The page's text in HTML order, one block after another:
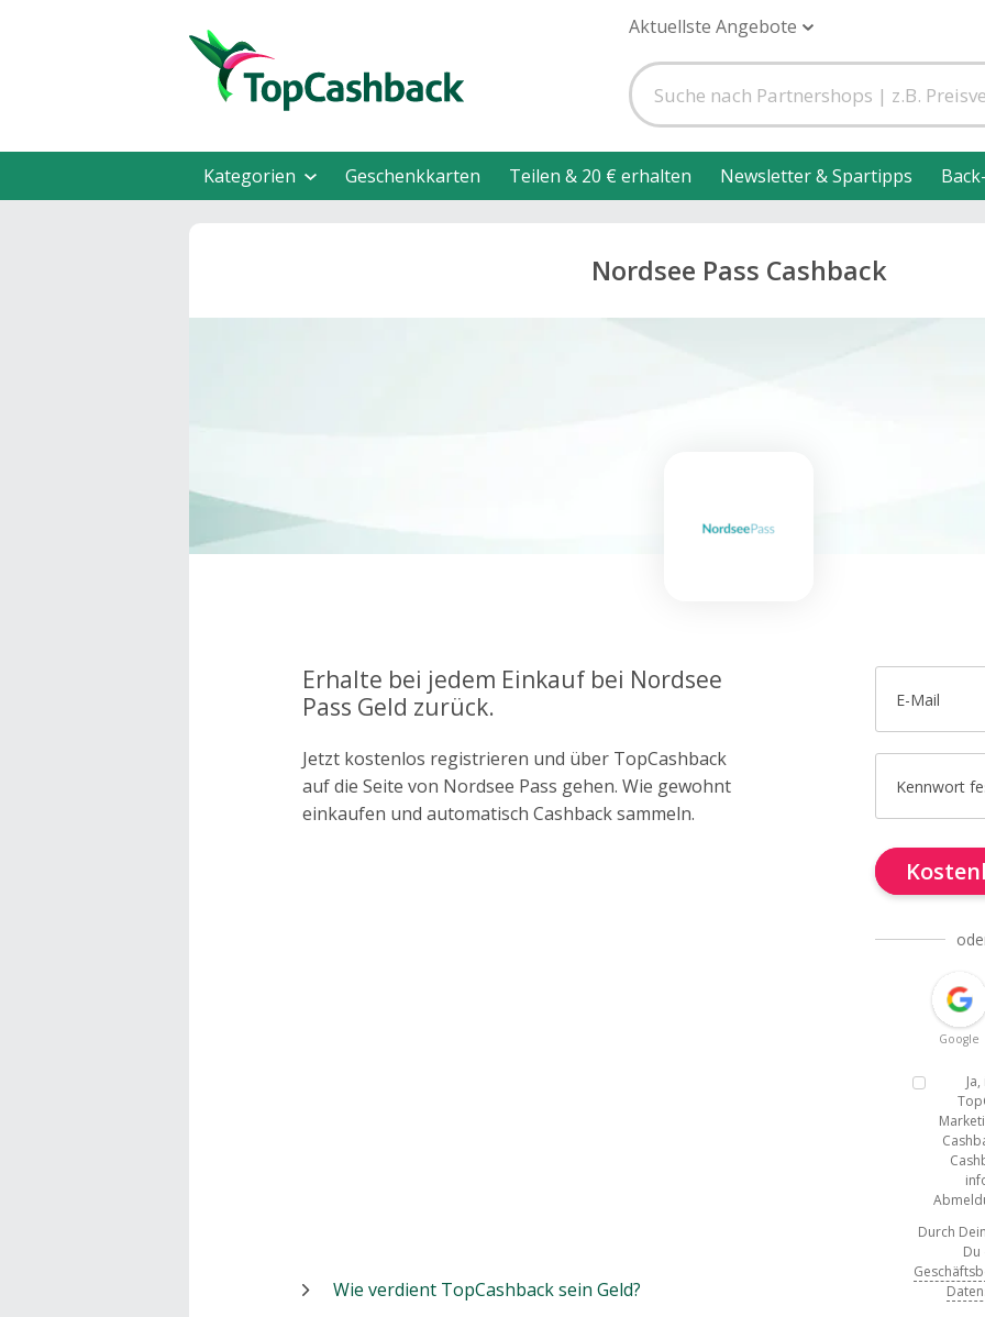
Aktuellste Angebote
Kategorien Geschenkkarten Teilen & 20 € erhalten Newsletter & Spartipps
Nordsee Pass Cashback
Erhalte bei jedem Einkauf bei Nordsee
Pass Geld zurück.
Jetzt kostenlos registrieren und über TopCashback
auf die Seite von Nordsee Pass gehen. Wie gewohnt
einkaufen und automatisch Cashback sammeln.
E-Mail
Kennwort
Google
Durch
Wie verdient TopCashback sein Geld?